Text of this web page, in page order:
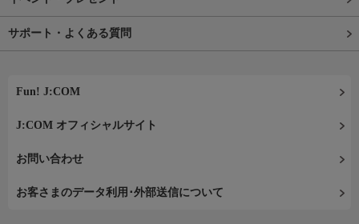
サポート・よくある質問
Fun! J:COM
J:COM オフィシャルサイト
お問い合わせ
お客さまのデータ利用･外部送信について